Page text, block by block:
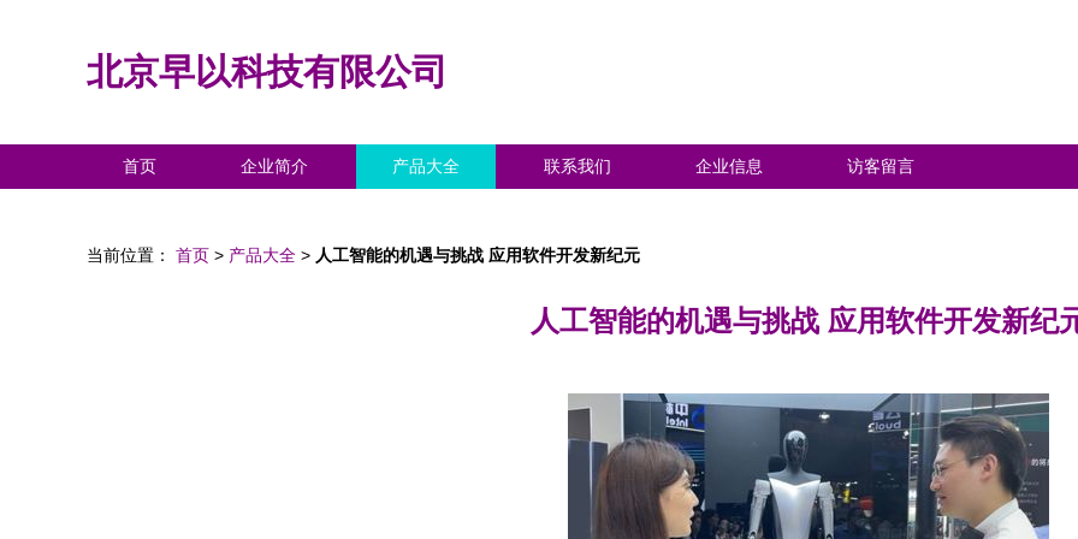
北京早以科技有限公司
首页 企业简介 产品大全 联系我们 企业信息 访客留言
当前位置： 首页 > 产品大全 > 人工智能的机遇与挑战 应用软件开发新纪元
人工智能的机遇与挑战 应用软件开发新纪